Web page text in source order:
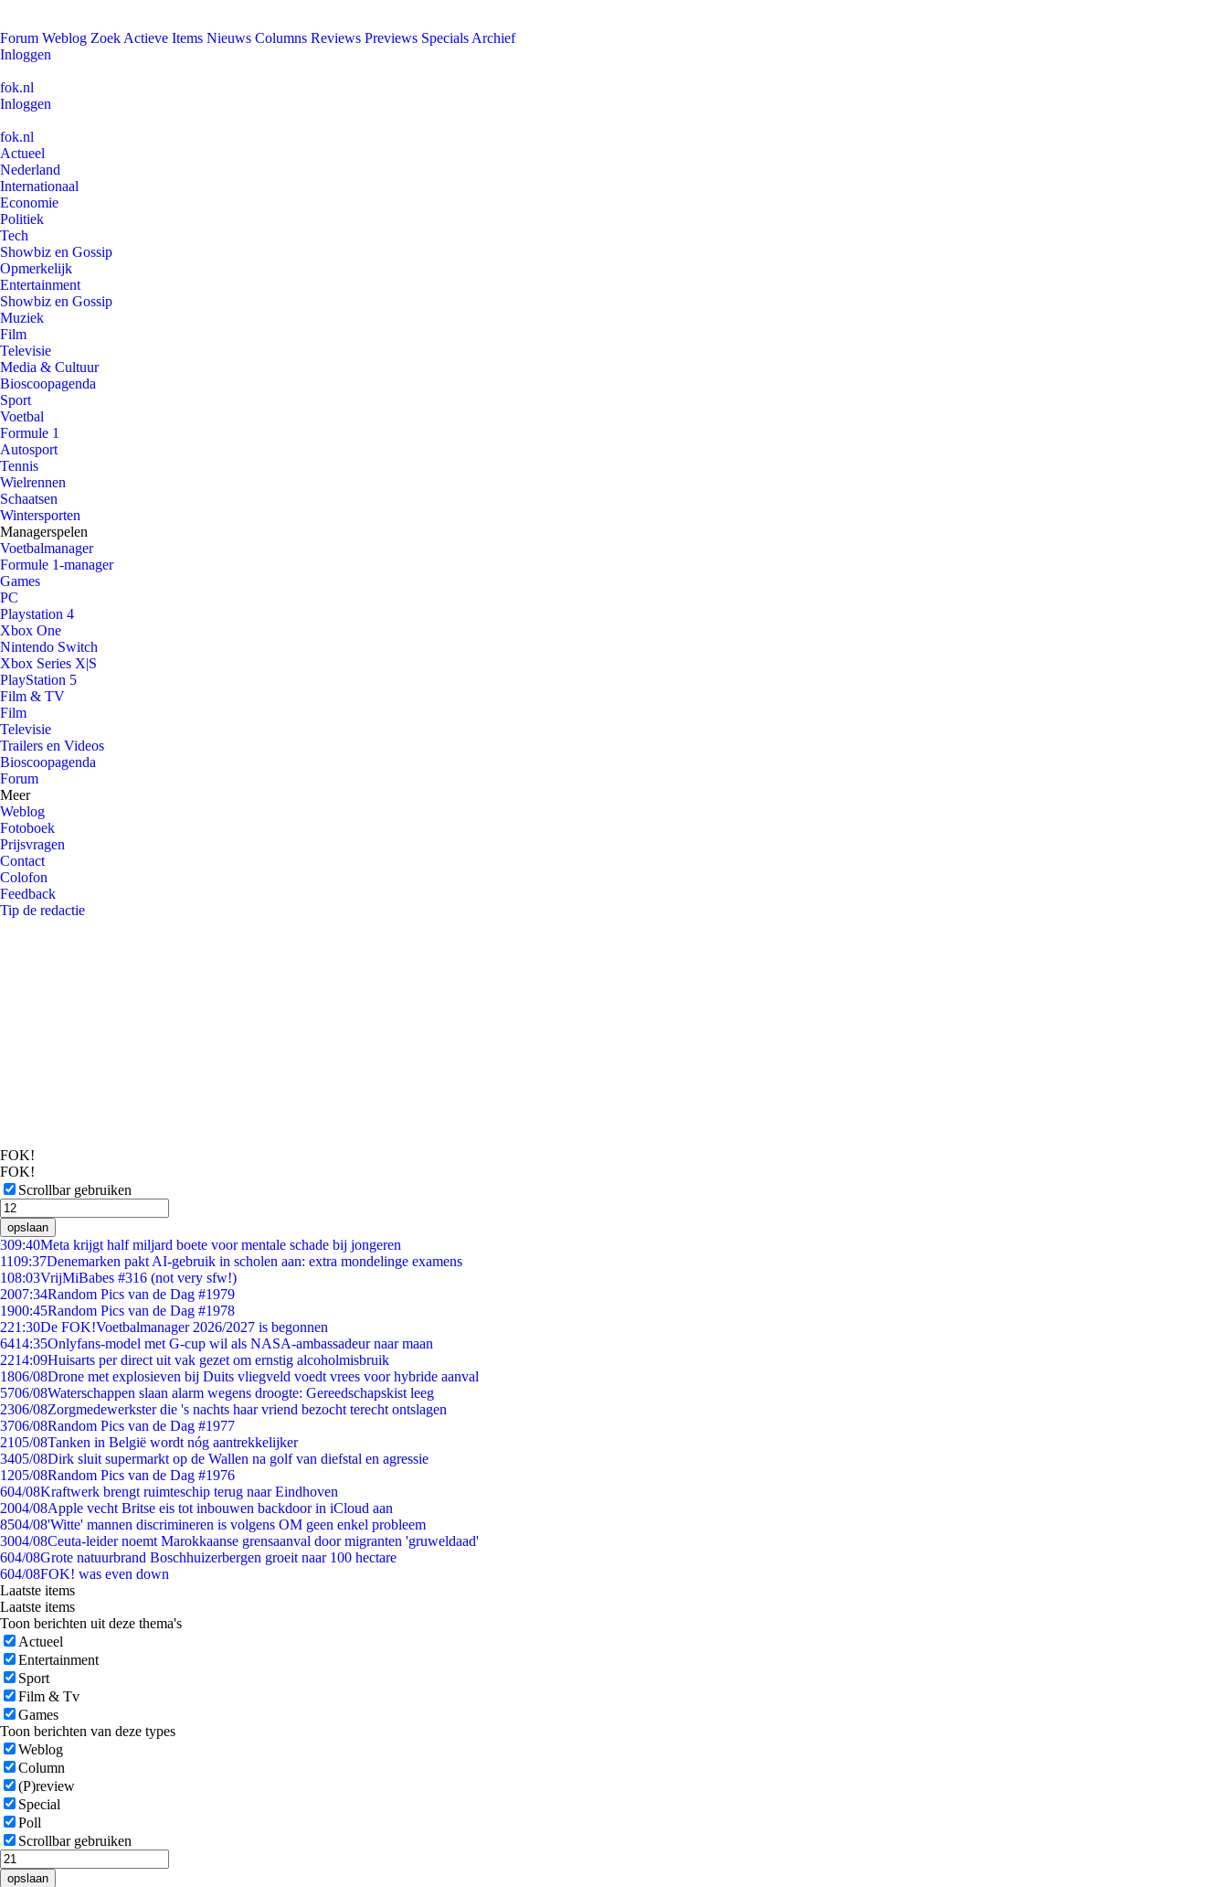
Forum Weblog Zoek Actieve Items Nieuws Columns Reviews Previews Specials Archief
Inloggen
fok.nl
Inloggen
fok.nl
Actueel
Nederland
Internationaal
Economie
Politiek
Tech
Showbiz en Gossip
Opmerkelijk
Entertainment
Showbiz en Gossip
Muziek
Film
Televisie
Media & Cultuur
Bioscoopagenda
Sport
Voetbal
Formule 1
Autosport
Tennis
Wielrennen
Schaatsen
Wintersporten
Managerspelen
Voetbalmanager
Formule 1-manager
Games
PC
Playstation 4
Xbox One
Nintendo Switch
Xbox Series X|S
PlayStation 5
Film & TV
Film
Televisie
Trailers en Videos
Bioscoopagenda
Forum
Meer
Weblog
Fotoboek
Prijsvragen
Contact
Colofon
Feedback
Tip de redactie
FOK!
FOK!
Scrollbar gebruiken
opslaan
309:40Meta krijgt half miljard boete voor mentale schade bij jongeren
1109:37Denemarken pakt AI-gebruik in scholen aan: extra mondelinge examens
108:03VrijMiBabes #316 (not very sfw!)
2007:34Random Pics van de Dag #1979
1900:45Random Pics van de Dag #1978
221:30De FOK!Voetbalmanager 2026/2027 is begonnen
6414:35Onlyfans-model met G-cup wil als NASA-ambassadeur naar maan
2214:09Huisarts per direct uit vak gezet om ernstig alcoholmisbruik
1806/08Drone met explosieven bij Duits vliegveld voedt vrees voor hybride aanval
5706/08Waterschappen slaan alarm wegens droogte: Gereedschapskist leeg
2306/08Zorgmedewerkster die 's nachts haar vriend bezocht terecht ontslagen
3706/08Random Pics van de Dag #1977
2105/08Tanken in België wordt nóg aantrekkelijker
3405/08Dirk sluit supermarkt op de Wallen na golf van diefstal en agressie
1205/08Random Pics van de Dag #1976
604/08Kraftwerk brengt ruimteschip terug naar Eindhoven
2004/08Apple vecht Britse eis tot inbouwen backdoor in iCloud aan
8504/08'Witte' mannen discrimineren is volgens OM geen enkel probleem
3004/08Ceuta-leider noemt Marokkaanse grensaanval door migranten 'gruweldaad'
604/08Grote natuurbrand Boschhuizerbergen groeit naar 100 hectare
604/08FOK! was even down
Laatste items
Laatste items
Toon berichten uit deze thema's
Actueel
Entertainment
Sport
Film & Tv
Games
Toon berichten van deze types
Weblog
Column
(P)review
Special
Poll
Scrollbar gebruiken
opslaan